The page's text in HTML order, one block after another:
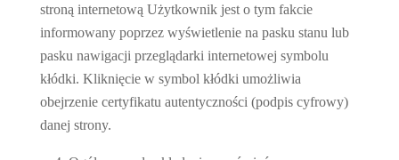
stroną internetową Użytkownik jest o tym fakcie
informowany poprzez wyświetlenie na pasku stanu lub
pasku nawigacji przeglądarki internetowej symbolu
kłódki. Kliknięcie w symbol kłódki umożliwia
obejrzenie certyfikatu autentyczności (podpis cyfrowy)
danej strony.